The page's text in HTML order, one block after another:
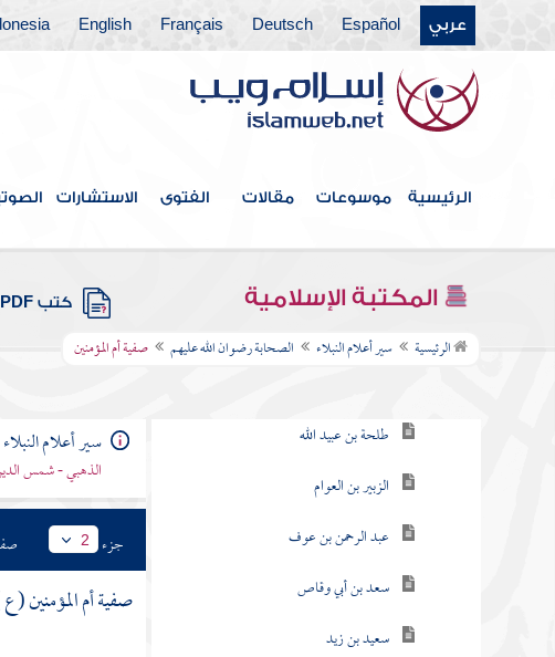
عربي Español
Deutsch
Français
English
الرئيسية موسوعات مقالات الفتوى الاستشارات
المكتبة الإسلامية كتب PDF
الرئيسية سير أعلام النبلاء الصحابة رضوان الله عليهم صفية أم المؤمنين
فهرس الكتاب
الصحابة رضوان الله عليهم
طلحة بن عبيد الله
الزبير بن العوام
عبد الرحمن بن عوف
سعد بن أبي وقاص
سعيد بن زيد
سير أعلام النبلاء
الذهبي - شمس
جزء 2
صفية أم المؤمنين (